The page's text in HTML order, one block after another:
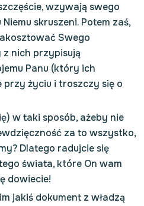
wzywają swego
skruszeni. Potem zaś,
Swego
z nich przypisują
Panu (który ich
przy życiu i troszczy się o
w taki sposób, ażeby nie
za to wszystko,
Dlatego radujcie się
świata, które On wam
dowiecie!
jakiś dokument z władzą